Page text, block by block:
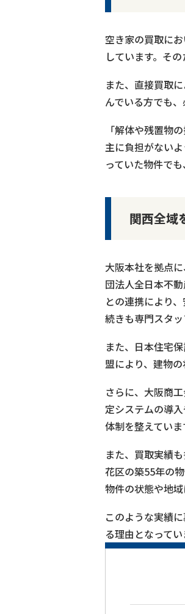
空き家の買取に
しています。そ
また、直接買取
んでいる方でも
「解体や残置物
主に負担がない
っていた物件で
関西全域
大阪本社を拠点
団法人全日本不
との連携により
続きも専門スタッ
また、日本住宅
盟により、建物
さらに、大阪商
定システムの導
体制を整えていま
また、買取実績
花区の築55年の
物件の状態や地
このような実績
る理由となってい